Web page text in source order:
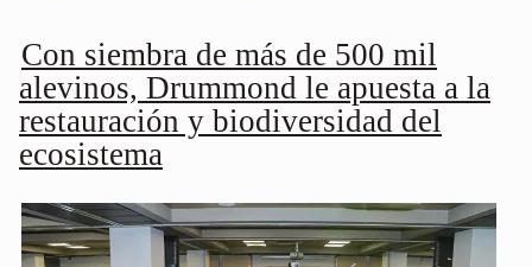
Con siembra de más de 500 mil
alevinos, Drummond le apuesta a la
restauración y biodiversidad del
ecosistema